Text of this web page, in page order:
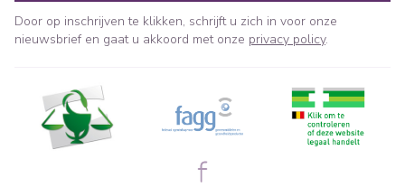
Door op inschrijven te klikken, schrijft u zich in voor onze
nieuwsbrief en gaat u akkoord met onze privacy policy.